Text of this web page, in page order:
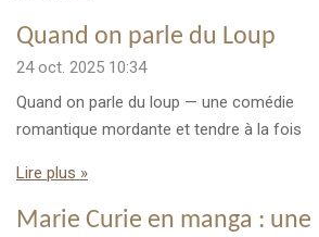
Quand on parle du Loup
24 oct. 2025 10:34
Quand on parle du loup — une comédie
romantique mordante et tendre à la fois
Lire plus »
Marie Curie en manga : une